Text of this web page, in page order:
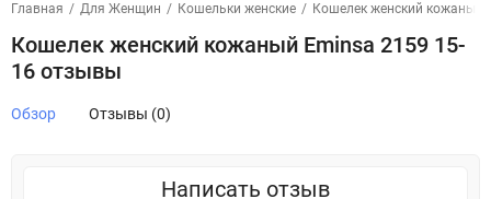
Главная / Для Женщин / Кошельки женские / Кошелек женский кожаный
Кошелек женский кожаный Eminsa 2159 15-
16 отзывы
Обзор Отзывы (0)
Написать отзыв